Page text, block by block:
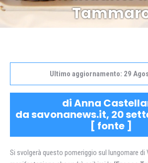
Ultimo aggiornamento: 29
di Anna
da savonanews.it, 20
[ fonte ]
Si svolgerà questo pomeriggio sul lungomare di